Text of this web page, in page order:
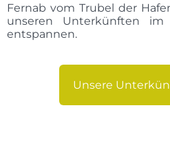
Fernab vom Trubel der
unseren Unterkünften
entspannen.
Unsere